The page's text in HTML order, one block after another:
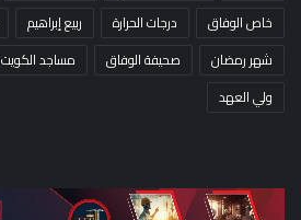
خاص الوفاق
درجات الحرارة ربيع إبراهيم
شهر رمضان
صحيفة الوفاق مساجد الكويت
ولي العهد